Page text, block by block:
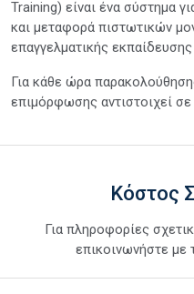
Training) είναι ένα σύστημα
και μεταφορά πιστωτικών
επαγγελματικής εκπαίδευσης
Για κάθε ώρα
επιμόρφωσης αντιστοιχεί σε
Κόστος
Για πληροφορίες
επικοινωνήστε